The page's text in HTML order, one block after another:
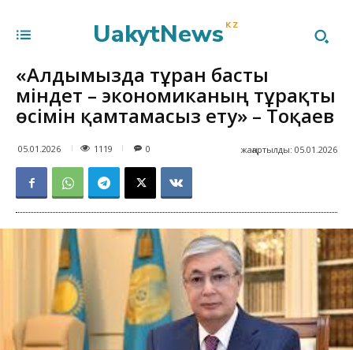
UakytNews KZ
«Алдымызда тұрған басты
міндет – экономиканың тұрақты
өсімін қамтамасыз ету» – Тоқаев
05.01.2026 1119 жаңартылды: 05.01.2026
0